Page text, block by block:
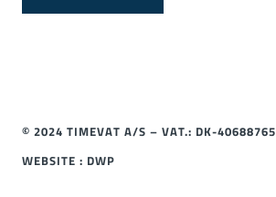
© 2024 TIMEVAT A/S – VAT.: DK-40688765
WEBSITE : DWP